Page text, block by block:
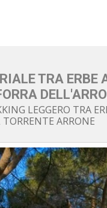
TRA
LEGGERO TRA
ARRONE